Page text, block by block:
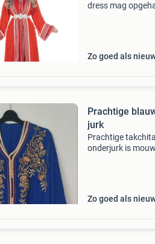
dress mag
Zo goed als
Prachtige
jurk
Prachtige
onderjurk is
Zo goed als